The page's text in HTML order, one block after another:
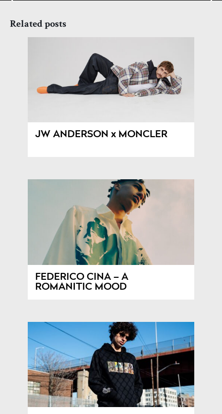
Related posts
JW ANDERSON x MONCLER
FEDERICO CINA – A
ROMANITIC MOOD